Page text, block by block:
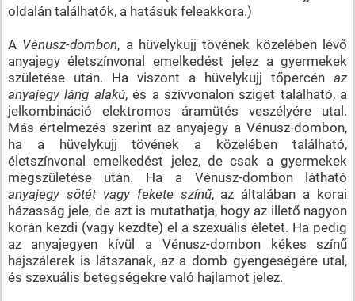
oldalán találhatók, a hatásuk feleakkora.)
A Vénusz-dombon, a hüvelykujj tövének közelében lévő
anyajegy életszínvonal emelkedést jelez a gyermekek
születése után. Ha viszont a hüvelykujj tőpercénaz
anyajegy láng alakú, és a szívvonalon sziget található, a
jelkombináció elektromos áramütés veszélyére utal.
Más értelmezés szerint az anyajegy a Vénusz-dombon,
ha a hüvelykujj tövének a közelében található,
életszínvonal emelkedést jelez, de csak a gyermekek
megszületése után. Ha a Vénusz-dombon látható
anyajegy sötét vagy fekete színű, az általában a korai
házasság jele, de azt is mutathatja, hogy az illető nagyon
korán kezdi (vagy kezdte) el a szexuális életet. Ha pedig
az anyajegyen kívül a Vénusz-dombon kékes színű
hajszálerek is látszanak, az a domb gyengeségére utal,
és szexuális betegségekre való hajlamot jelez.